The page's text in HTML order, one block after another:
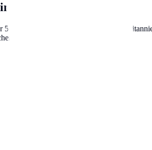
Großbritannien
häufigsten Familiennamen in
und ihre Familiengeschichten.